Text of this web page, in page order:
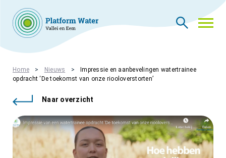
THEMA’S
NIEUWS
WIE ZIJN WIJ
PLATFORMLEDEN
PLATFORM ACADEMIE
Home Nieuws
Impressie en aanbevelingen watertrainee
opdracht ‘De toekomst van onze riooloverstorten’
Naar overzicht